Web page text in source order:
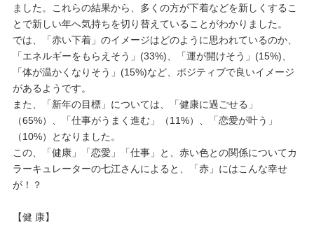
ました。これらの結果から、多くの方が下着などを新しくするこ
とで新しい年へ気持ちを切り替えていることがわかりました。
では、「赤い下着」のイメージはどのように思われているのか、
「エネルギーをもらえそう」(33%)、「運が開けそう」(15%)、
「体が温かくなりそう」(15%)など、ポジティブで良いイメージ
があるようです。
また、「新年の目標」については、「健康に過ごせる」
（65%）、「仕事がうまく進む」（11%）、「恋愛が叶う」
（10%）となりました。
この、「健康」「恋愛」「仕事」と、赤い色との関係についてカ
ラーキュレーターの七江さんによると、「赤」にはこんな幸せ
が！？
【健 康】